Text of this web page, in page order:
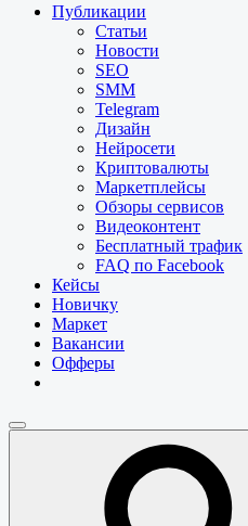
Публикации
Статьи
Новости
SEO
SMM
Telegram
Дизайн
Нейросети
Криптовалюты
Маркетплейсы
Обзоры сервисов
Видеоконтент
Бесплатный трафик
FAQ по Facebook
Кейсы
Новичку
Маркет
Вакансии
Офферы